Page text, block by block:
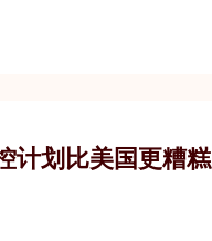
计划比美国更糟糕